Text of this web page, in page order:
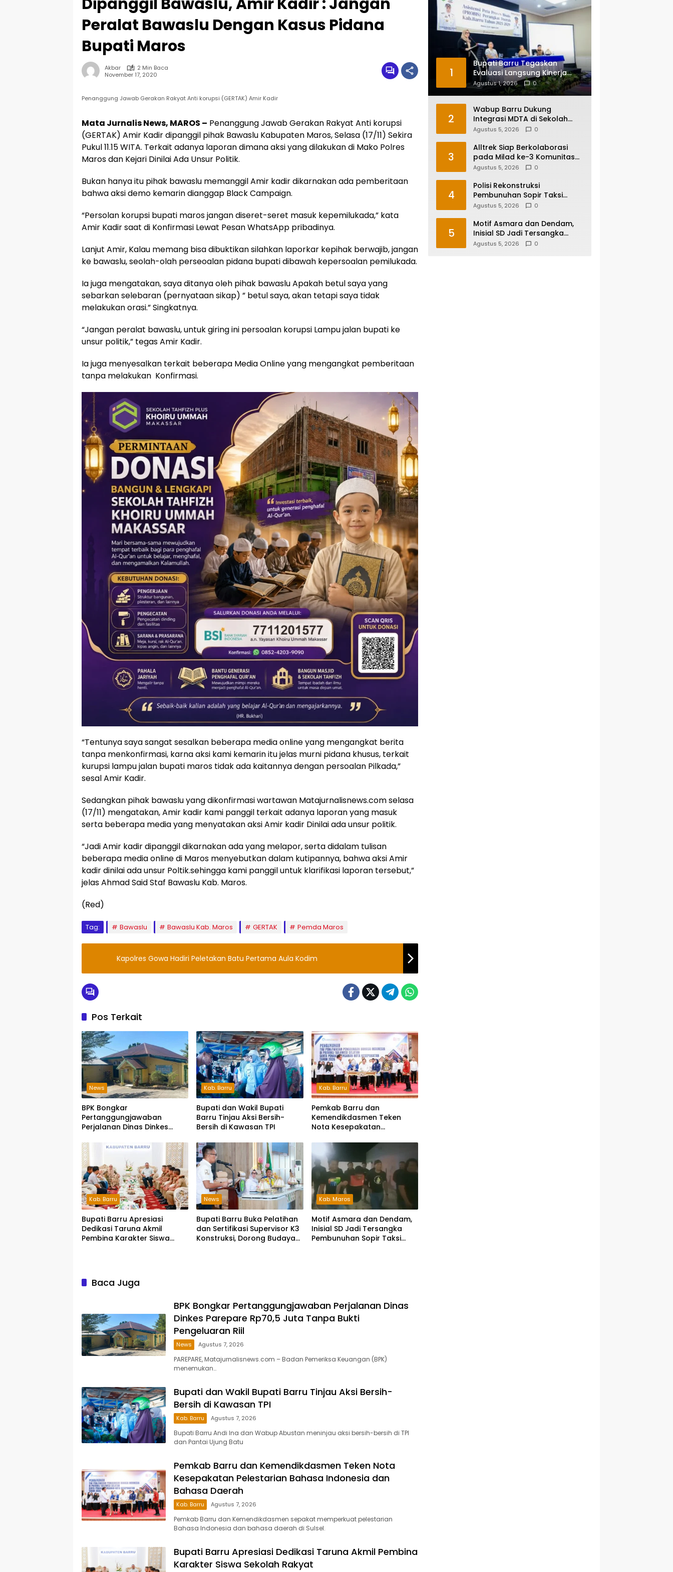
Peralat Bawaslu Dengan Kasus Pidana
Bupati Maros
Akbar
2 Min Baca
November 17, 2020
Penanggung Jawab Gerakan Rakyat Anti korupsi (GERTAK) Amir Kadir
Mata Jurnalis News, MAROS – Penanggung Jawab Gerakan Rakyat Anti korupsi
(GERTAK) Amir Kadir dipanggil pihak Bawaslu Kabupaten Maros, Selasa (17/11) Sekira
Pukul 11.15 WITA. Terkait adanya laporan dimana aksi yang dilakukan di Mako Polres
Maros dan Kejari Dinilai Ada Unsur Politik.
Bukan hanya itu pihak bawaslu memanggil Amir kadir dikarnakan ada pemberitaan
bahwa aksi demo kemarin dianggap Black Campaign.
“Persolan korupsi bupati maros jangan diseret-seret masuk kepemilukada,” kata
Amir Kadir saat di Konfirmasi Lewat Pesan WhatsApp pribadinya.
Lanjut Amir, Kalau memang bisa dibuktikan silahkan laporkar kepihak berwajib, jangan
ke bawaslu, seolah-olah perseoalan pidana bupati dibawah kepersoalan pemilukada.
Ia juga mengatakan, saya ditanya oleh pihak bawaslu Apakah betul saya yang
sebarkan selebaran (pernyataan sikap) ” betul saya, akan tetapi saya tidak
melakukan orasi.” Singkatnya.
“Jangan peralat bawaslu, untuk giring ini persoalan korupsi Lampu jalan bupati ke
unsur politik,” tegas Amir Kadir.
Ia juga menyesalkan terkait beberapa Media Online yang mengangkat pemberitaan
tanpa melakukan Konfirmasi.
“Tentunya saya sangat sesalkan beberapa media online yang mengangkat berita
tanpa menkonfirmasi, karna aksi kami kemarin itu jelas murni pidana khusus, terkait
kurupsi lampu jalan bupati maros tidak ada kaitannya dengan persoalan Pilkada,”
sesal Amir Kadir.
Sedangkan pihak bawaslu yang dikonfirmasi wartawan Matajurnalisnews.com selasa
(17/11) mengatakan, Amir kadir kami panggil terkait adanya laporan yang masuk
serta beberapa media yang menyatakan aksi Amir kadir Dinilai ada unsur politik.
“Jadi Amir kadir dipanggil dikarnakan ada yang melapor, serta didalam tulisan
beberapa media online di Maros menyebutkan dalam kutipannya, bahwa aksi Amir
kadir dinilai ada unsur Poltik.sehingga kami panggil untuk klarifikasi laporan tersebut,”
jelas Ahmad Said Staf Bawaslu Kab. Maros.
(Red)
Tag: Bawaslu Bawaslu Kab. Maros GERTAK Pemda Maros
Kapolres Gowa Hadiri Peletakan Batu Pertama Aula Kodim
Pos Terkait
News
BPK Bongkar
Pertanggungjawaban
Perjalanan Dinas Dinkes
Bukti Pengeluaran Riil
Kab. Barru
Bupati dan Wakil Bupati
Barru Tinjau Aksi Bersih-
Bersih di Kawasan TPI
Kab. Barru
Pemkab Barru dan
Kemendikdasmen Teken
Nota Kesepakatan
Indonesia dan Bahasa
Daerah
Kab. Barru
Bupati Barru Apresiasi
Dedikasi Taruna Akmil
Pembina Karakter Siswa
News
Bupati Barru Buka Pelatihan
dan Sertifikasi Supervisor K3
Konstruksi, Dorong Budaya
Kab. Maros
Motif Asmara dan Dendam,
Inisial SD Jadi Tersangka
Pembunuhan Sopir Taksi
Baca Juga
BPK Bongkar Pertanggungjawaban Perjalanan Dinas
Dinkes Parepare Rp70,5 Juta Tanpa Bukti
Pengeluaran Riil
News Agustus 7, 2026
PAREPARE, Matajurnalisnews.com – Badan Pemeriksa Keuangan (BPK)
menemukan…
Bupati dan Wakil Bupati Barru Tinjau Aksi Bersih-
Bersih di Kawasan TPI
Kab. Barru Agustus 7, 2026
Bupati Barru Andi Ina dan Wabup Abustan meninjau aksi bersih-bersih di TPI
dan Pantai Ujung Batu
Pemkab Barru dan Kemendikdasmen Teken Nota
Kesepakatan Pelestarian Bahasa Indonesia dan
Bahasa Daerah
Kab. Barru Agustus 7, 2026
Pemkab Barru dan Kemendikdasmen sepakat memperkuat pelestarian
Bahasa Indonesia dan bahasa daerah di Sulsel.
Bupati Barru Apresiasi Dedikasi Taruna Akmil Pembina
Karakter Siswa Sekolah Rakyat
1
Bupati Barru Tegaskan
Evaluasi Langsung Kinerja
Kepala OPD, Reformasi
Birokrasi Jadi Prioritas
Agustus 1, 2026 0
2
Wabup Barru Dukung
Integrasi MDTA di Sekolah
Umum, Siapkan Regulasi
Agustus 5, 2026 0
3
Alltrek Siap Berkolaborasi
pada Milad ke-3 Komunitas
Camping IKA Smandel
Agustus 5, 2026 0
4
Polisi Rekonstruksi
Pembunuhan Sopir Taksi
Online di Maros, Tersangka
Agustus 5, 2026 0
5
Motif Asmara dan Dendam,
Inisial SD Jadi Tersangka
Pembunuhan Sopir Taksi
Agustus 5, 2026 0